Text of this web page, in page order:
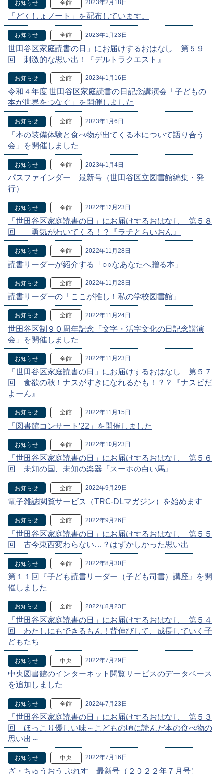
お知らせ 全館 2023年2月18日
「どくしょノート」を配布しています。
お知らせ 全館 2023年1月23日
世田谷区家庭読書の日」にお届けするおはなし 第５９
回 刺激的な思い出！『デルトラクエスト』
お知らせ 全館 2023年1月16日
令和４年度 世田谷区家庭読書の日記念講演会「子どもの
本が世界をつなぐ」を開催しました
お知らせ 全館 2023年1月6日
「本の装備体験と食べ物が出てくる本について語り合う
会」を開催しました
お知らせ 全館 2023年1月4日
パスファインダー 最新号（世田谷区立図書館編集・発
行）
お知らせ 全館 2022年12月23日
「世田谷区家庭読書の日」にお届けするおはなし 第５８
回 勇気がわいてくる！？『ラチとらいおん』
お知らせ 全館 2022年11月28日
読書リーダーが紹介する「○○なあなたへ贈る本」
お知らせ 全館 2022年11月28日
読書リーダーの「ここが推し！私の学校図書館」
お知らせ 全館 2022年11月24日
世田谷区制９０周年記念「文字・活字文化の日記念講演
会」を開催しました
お知らせ 全館 2022年11月23日
「世田谷区家庭読書の日」にお届けするおはなし 第５７
回 食欲の秋！ナスがすきになれるかも！？？『ナスビだ
よーん』
お知らせ 全館 2022年11月15日
「図書館コンサート’22」を開催しました
お知らせ 全館 2022年10月23日
「世田谷区家庭読書の日」にお届けするおはなし 第５６
回 未知の国、未知の楽器『スーホの白い馬』
お知らせ 全館 2022年9月29日
電子雑誌閲覧サービス（TRC-DLマガジン）を始めます
お知らせ 全館 2022年9月26日
「世田谷区家庭読書の日」にお届けするおはなし 第５５
回 古今東西変わらない…？はずかしかった思い出
お知らせ 全館 2022年8月30日
第１１回『子ども読書リーダー（子ども司書）講座』を開
催しました
お知らせ 全館 2022年8月23日
「世田谷区家庭読書の日」にお届けするおはなし 第５４
回 わたしにもできるもん！背伸びして、成長していく子
どもたち
お知らせ 中央 2022年7月29日
中央図書館のインターネット閲覧サービスのデータベース
を追加しました
お知らせ 全館 2022年7月23日
「世田谷区家庭読書の日」にお届けするおはなし 第５３
回 ほっこり優しい味～こどもの頃に読んだ本の食べ物の
思い出～
お知らせ 中央 2022年7月16日
ざ・ちゅうおう ぷれす 最新号（２０２２年７月号）